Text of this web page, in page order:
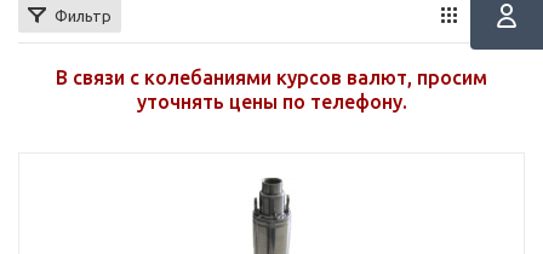
Фильтр
В связи с колебаниями курсов валют, просим
уточнять цены по телефону.